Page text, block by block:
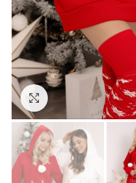
Klikni pro zvětšení